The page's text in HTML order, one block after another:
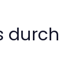
durch